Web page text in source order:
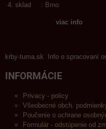
sklad : Brno +420
viac info
krby-tuma.sk Info o spracovaní
INFORMÁCIE
Privacy - policy
Všeobecné obch.
Poučenie o ochrane
Formulár - odstúpenie od